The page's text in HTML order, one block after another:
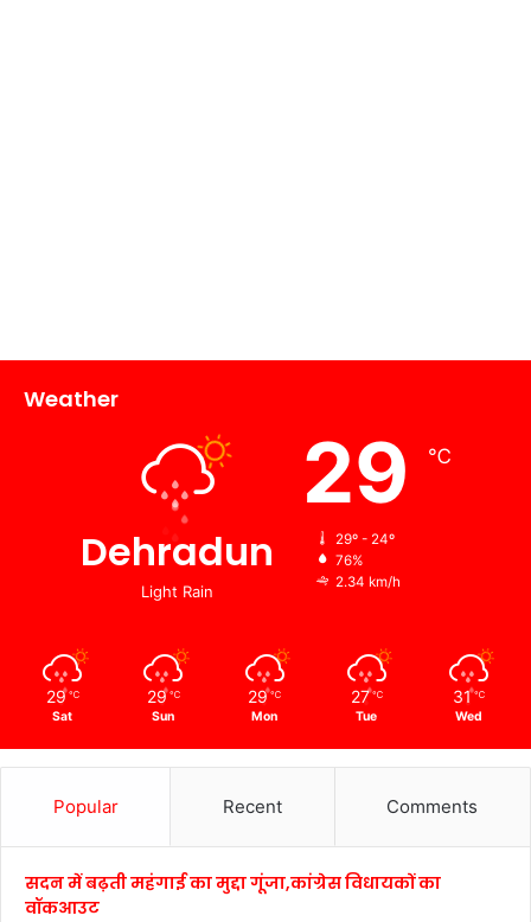
Weather
Dehradun
Light Rain
29 ℃
29º - 24º
76%
2.34 km/h
29 ℃
Sat
29 ℃
Sun
29 ℃
Mon
27 ℃
Tue
31 ℃
Wed
Popular Recent Comments
सदन में बढ़ती महंगाई का मुद्दा गूंजा,कांग्रेस विधायकों का
वॉकआउट